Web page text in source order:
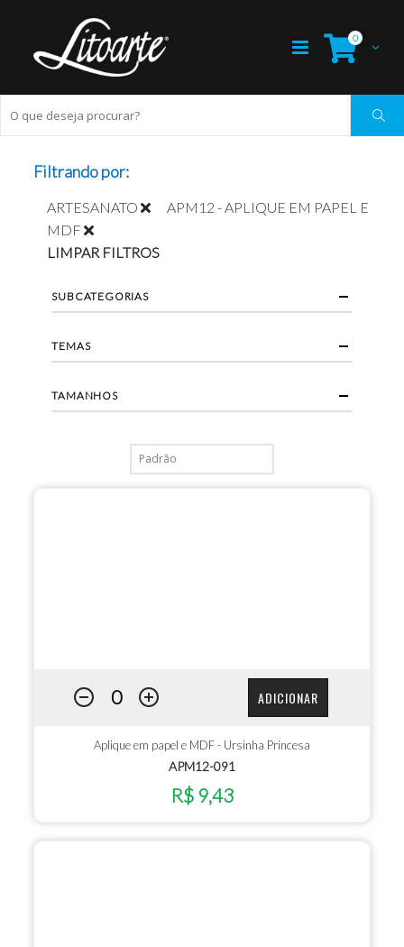
0
ADICIONAR
Aplique em papel e MDF - Ursinha Princesa
APM12-091
R$ 9,43
Filtrando por:
ARTESANATO
APM12 - APLIQUE EM PAPEL E
MDF
LIMPAR FILTROS
SUBCATEGORIAS
TEMAS
TAMANHOS